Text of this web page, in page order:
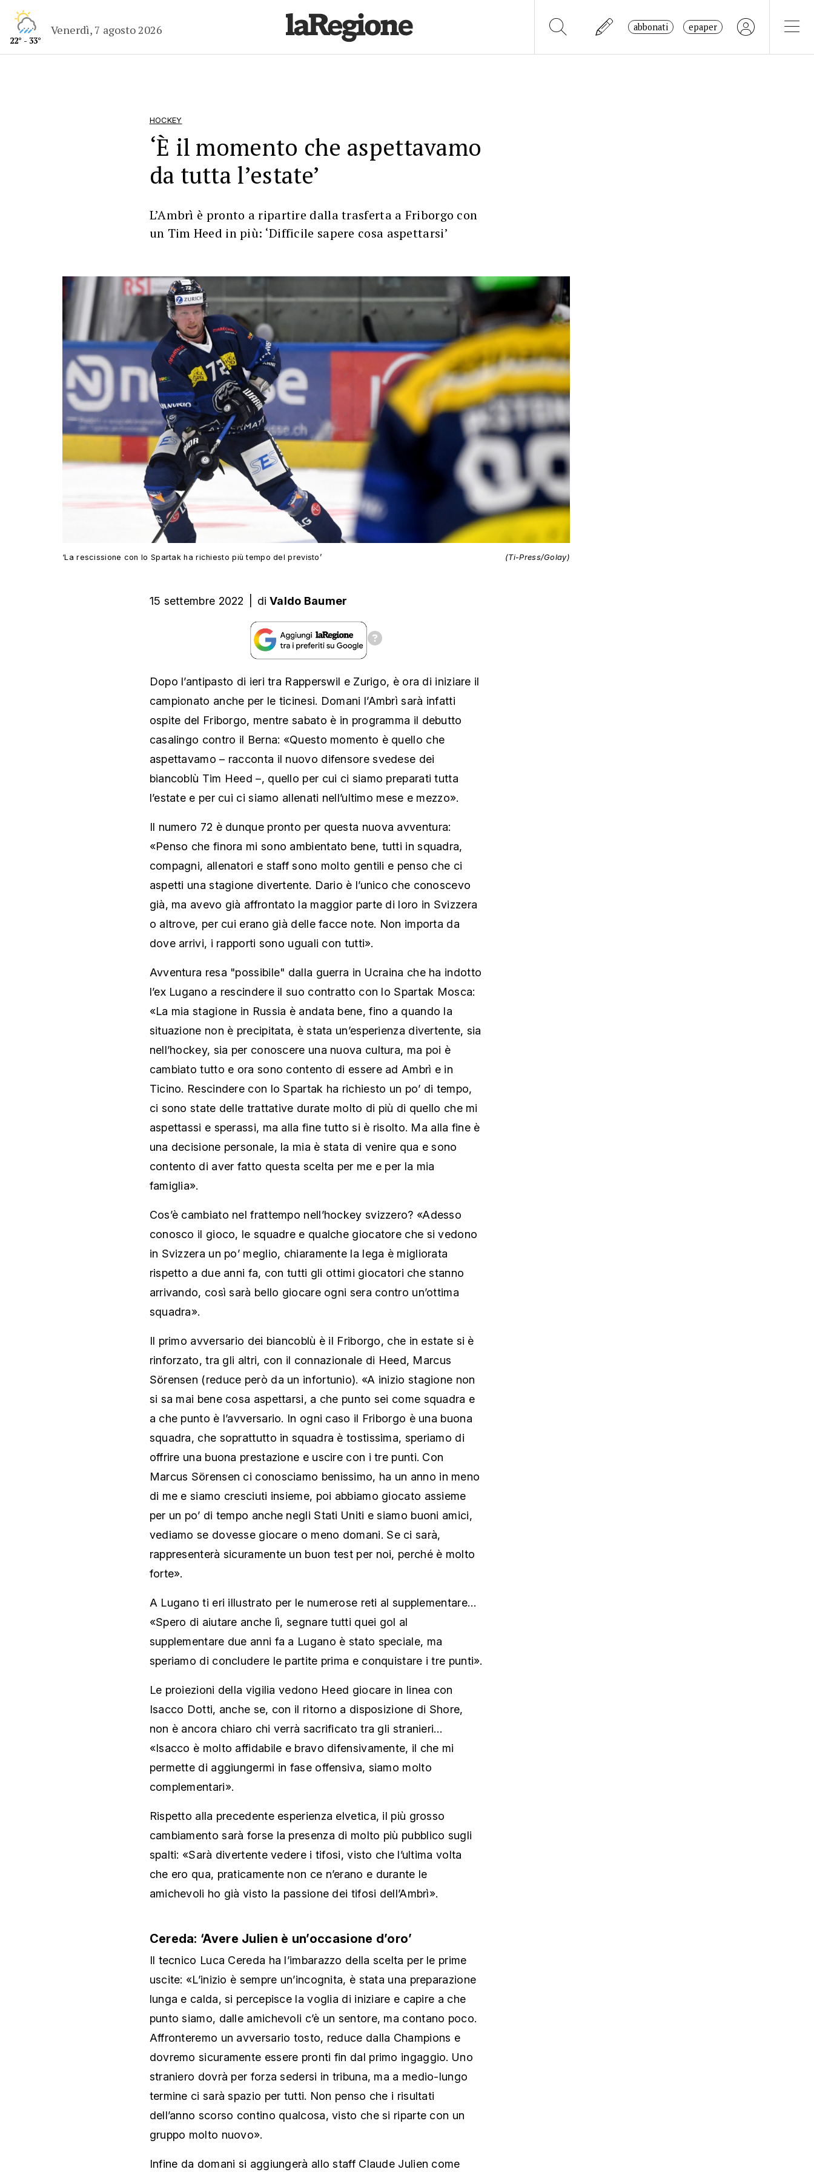
22° - 33°
Venerdì, 7 agosto 2026 abbonati epaper
HOCKEY
‘È il momento che aspettavamo
da tutta l’estate’
L’Ambrì è pronto a ripartire dalla trasferta a Friborgo con
un Tim Heed in più: ‘Difficile sapere cosa aspettarsi’
‘La rescissione con lo Spartak ha richiesto più tempo del previsto’ (Ti-Press/Golay)
15 settembre 2022 di Valdo Baumer
Dopo l’antipasto di ieri tra Rapperswil e Zurigo, è ora di iniziare il
campionato anche per le ticinesi. Domani l’Ambrì sarà infatti
ospite del Friborgo, mentre sabato è in programma il debutto
casalingo contro il Berna: «Questo momento è quello che
aspettavamo – racconta il nuovo difensore svedese dei
biancoblù Tim Heed –, quello per cui ci siamo preparati tutta
l’estate e per cui ci siamo allenati nell’ultimo mese e mezzo».
Il numero 72 è dunque pronto per questa nuova avventura:
«Penso che finora mi sono ambientato bene, tutti in squadra,
compagni, allenatori e staff sono molto gentili e penso che ci
aspetti una stagione divertente. Dario è l’unico che conoscevo
già, ma avevo già affrontato la maggior parte di loro in Svizzera
o altrove, per cui erano già delle facce note. Non importa da
dove arrivi, i rapporti sono uguali con tutti».
Avventura resa "possibile" dalla guerra in Ucraina che ha indotto
l’ex Lugano a rescindere il suo contratto con lo Spartak Mosca:
«La mia stagione in Russia è andata bene, fino a quando la
situazione non è precipitata, è stata un’esperienza divertente, sia
nell’hockey, sia per conoscere una nuova cultura, ma poi è
cambiato tutto e ora sono contento di essere ad Ambrì e in
Ticino. Rescindere con lo Spartak ha richiesto un po’ di tempo,
ci sono state delle trattative durate molto di più di quello che mi
aspettassi e sperassi, ma alla fine tutto si è risolto. Ma alla fine è
una decisione personale, la mia è stata di venire qua e sono
contento di aver fatto questa scelta per me e per la mia
famiglia».
Cos’è cambiato nel frattempo nell’hockey svizzero? «Adesso
conosco il gioco, le squadre e qualche giocatore che si vedono
in Svizzera un po’ meglio, chiaramente la lega è migliorata
rispetto a due anni fa, con tutti gli ottimi giocatori che stanno
arrivando, così sarà bello giocare ogni sera contro un’ottima
squadra».
Il primo avversario dei biancoblù è il Friborgo, che in estate si è
rinforzato, tra gli altri, con il connazionale di Heed, Marcus
Sörensen (reduce però da un infortunio). «A inizio stagione non
si sa mai bene cosa aspettarsi, a che punto sei come squadra e
a che punto è l’avversario. In ogni caso il Friborgo è una buona
squadra, che soprattutto in squadra è tostissima, speriamo di
offrire una buona prestazione e uscire con i tre punti. Con
Marcus Sörensen ci conosciamo benissimo, ha un anno in meno
di me e siamo cresciuti insieme, poi abbiamo giocato assieme
per un po’ di tempo anche negli Stati Uniti e siamo buoni amici,
vediamo se dovesse giocare o meno domani. Se ci sarà,
rappresenterà sicuramente un buon test per noi, perché è molto
forte».
A Lugano ti eri illustrato per le numerose reti al supplementare…
«Spero di aiutare anche lì, segnare tutti quei gol al
supplementare due anni fa a Lugano è stato speciale, ma
speriamo di concludere le partite prima e conquistare i tre punti».
Le proiezioni della vigilia vedono Heed giocare in linea con
Isacco Dotti, anche se, con il ritorno a disposizione di Shore,
non è ancora chiaro chi verrà sacrificato tra gli stranieri…
«Isacco è molto affidabile e bravo difensivamente, il che mi
permette di aggiungermi in fase offensiva, siamo molto
complementari».
Rispetto alla precedente esperienza elvetica, il più grosso
cambiamento sarà forse la presenza di molto più pubblico sugli
spalti: «Sarà divertente vedere i tifosi, visto che l’ultima volta
che ero qua, praticamente non ce n’erano e durante le
amichevoli ho già visto la passione dei tifosi dell’Ambrì».
Cereda: ‘Avere Julien è un’occasione d’oro’
Il tecnico Luca Cereda ha l’imbarazzo della scelta per le prime
uscite: «L’inizio è sempre un’incognita, è stata una preparazione
lunga e calda, si percepisce la voglia di iniziare e capire a che
punto siamo, dalle amichevoli c’è un sentore, ma contano poco.
Affronteremo un avversario tosto, reduce dalla Champions e
dovremo sicuramente essere pronti fin dal primo ingaggio. Uno
straniero dovrà per forza sedersi in tribuna, ma a medio-lungo
termine ci sarà spazio per tutti. Non penso che i risultati
dell’anno scorso contino qualcosa, visto che si riparte con un
gruppo molto nuovo».
Infine da domani si aggiungerà allo staff Claude Julien come